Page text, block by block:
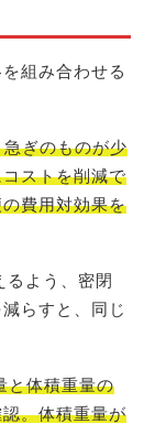
組み合わせる
ぎのものが少
ストを削減で
費用対効果を
るよう、密閉
らすと、同じ
と体積重量の
。体積重量が